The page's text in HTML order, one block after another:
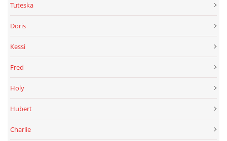
Tuteska
Doris
Kessi
Fred
Holy
Hubert
Charlie